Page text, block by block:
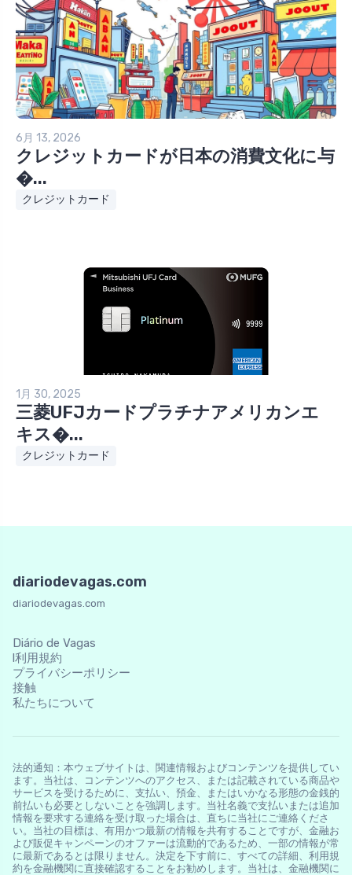
6月 13, 2026
クレジットカードが日本の消費文化に与
�...
クレジットカード
1月 30, 2025
三菱UFJカードプラチナアメリカンエ
キス�...
クレジットカード
diariodevagas.com
diariodevagas.com
Diário de Vagas
l利用規約
プライバシーポリシー
接触
私たちについて
法的通知：本ウェブサイトは、関連情報およびコンテンツを提供してい
ます。当社は、コンテンツへのアクセス、または記載されている商品や
サービスを受けるために、支払い、預金、またはいかなる形態の金銭的
前払いも必要としないことを強調します。当社名義で支払いまたは追加
情報を要求する連絡を受け取った場合は、直ちに当社にご連絡くださ
い。当社の目標は、有用かつ最新の情報を共有することですが、金融お
よび販促キャンペーンのオファーは流動的であるため、一部の情報が常
に最新であるとは限りません。決定を下す前に、すべての詳細、利用規
約を金融機関に直接確認することをお勧めします。当社は、金融機関に